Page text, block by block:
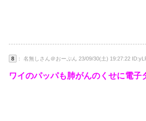
8 ： 名無しさん＠おーぷん 23/09/30(土) 19:27:22
ワイのパッパも肺がんのくせに電子